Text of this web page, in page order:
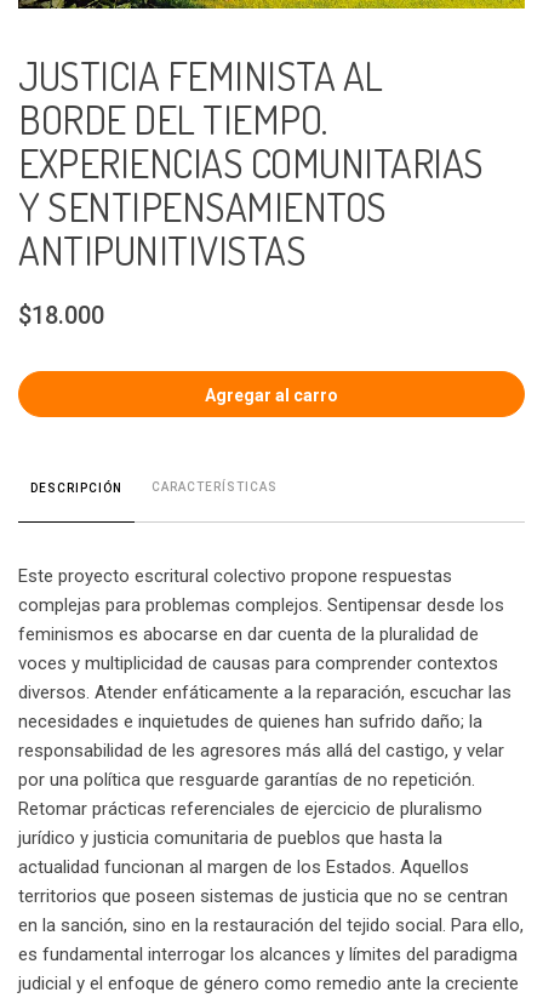
JUSTICIA FEMINISTA AL
BORDE DEL TIEMPO.
EXPERIENCIAS COMUNITARIAS
Y SENTIPENSAMIENTOS
ANTIPUNITIVISTAS
$18.000
DESCRIPCIÓN CARACTERÍSTICAS
Este proyecto escritural colectivo propone respuestas
complejas para problemas complejos. Sentipensar desde los
feminismos es abocarse en dar cuenta de la pluralidad de
voces y multiplicidad de causas para comprender contextos
diversos. Atender enfáticamente a la reparación, escuchar las
necesidades e inquietudes de quienes han sufrido daño; la
responsabilidad de les agresores más allá del castigo, y velar
por una política que resguarde garantías de no repetición.
Retomar prácticas referenciales de ejercicio de pluralismo
jurídico y justicia comunitaria de pueblos que hasta la
actualidad funcionan al margen de los Estados. Aquellos
territorios que poseen sistemas de justicia que no se centran
en la sanción, sino en la restauración del tejido social. Para ello,
es fundamental interrogar los alcances y límites del paradigma
judicial y el enfoque de género como remedio ante la creciente